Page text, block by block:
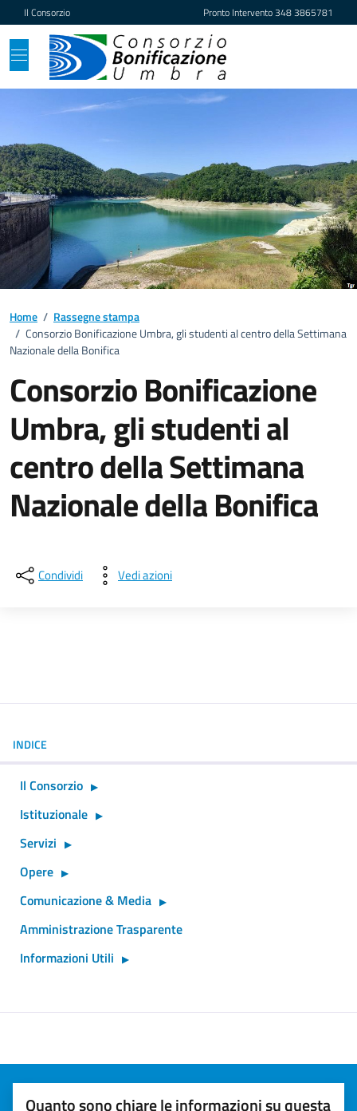
Vai ai contenuti
Vai al footer
Il Consorzio Pronto Intervento348 3865781
Home / Rassegne stampa
/ Consorzio Bonificazione Umbra, gli studenti al centro della Settimana
Nazionale della Bonifica
Consorzio Bonificazione
Umbra, gli studenti al
centro della Settimana
Nazionale della Bonifica
Condividi Vedi azioni
INDICE
Il Consorzio
Istituzionale
Servizi
Opere
Comunicazione & Media
Amministrazione Trasparente
Informazioni Utili
Quanto sono chiare le informazioni su questa